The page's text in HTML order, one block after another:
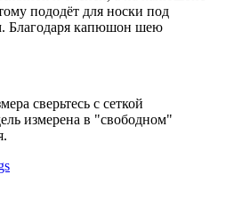
пододёт для носки под
Благодаря капюшон шею
сверьтесь с сеткой
измерена в "свободном"